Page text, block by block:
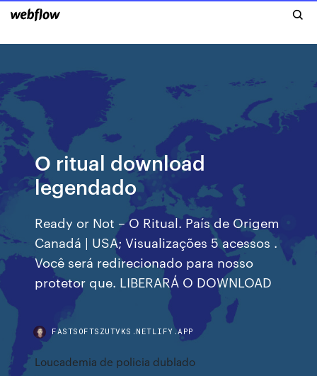
O ritual download
legendado
Ready or Not – O Ritual. País de Origem
Canadá | USA; Visualizações 5 acessos .
Você será redirecionado para nosso
protetor que. LIBERARÁ O DOWNLOAD
FASTSOFTSZUTVKS.NETLIFY.APP
Loucademia de policia dublado